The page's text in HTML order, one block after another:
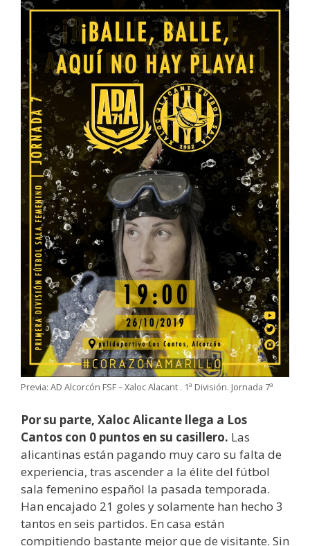
Previa: AD Alcorcón FSF – Xaloc Alacant . 1ª División. Jornada 7ª
Por su parte, Xaloc Alicante llega a Los
Cantos con 0 puntos en su casillero. Las
alicantinas están pagando muy caro su falta de
experiencia, tras ascender a la élite del fútbol
sala femenino español la pasada temporada.
Han encajado 21 goles y solamente han hecho 3
tantos en seis partidos. En casa están
compitiendo bastante mejor que de visitante. Sin